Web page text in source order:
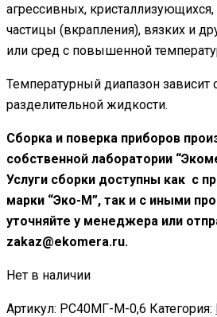
агрессивных,
частицы (вкрапления), вязких и
или сред с повышенной
Температурный диапазон зависит
разделительной жидкости.
Сборка и поверка приборов
собственной лаборатории
Услуги сборки доступны как с
марки “Эко-М”, так и с иными
уточняйте у менеджера или
zakaz@ekomera.ru.
Нет в наличии
Артикул: РС40МГ-М-0,6 Категория: